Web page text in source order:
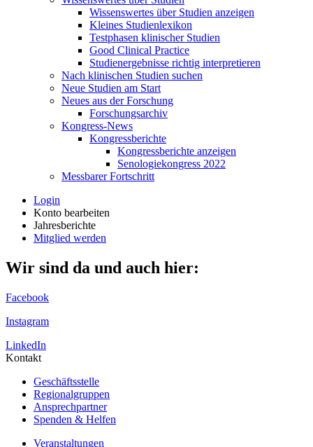
Wissenswertes über Studien anzeigen
Kleines Studienlexikon
Testphasen klinischer Studien
Good Clinical Practice
Studienergebnisse richtig interpretieren
Nach klinischen Studien suchen
Neue Studien am Start
Neues aus der Forschung
Forschungsarchiv
Kongress-News
Kongressberichte
Kongressberichte anzeigen
Senologiekongress 2022
Messbarer Fortschritt
Login
Konto bearbeiten
Jahresberichte
Mitglied werden
Wir sind da und auch hier:
Facebook
Instagram
LinkedIn
Kontakt
Geschäftsstelle
Regionalgruppen
Ansprechpartner
Spenden & Helfen
Veranstaltungen